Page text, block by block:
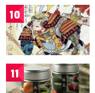
10
11